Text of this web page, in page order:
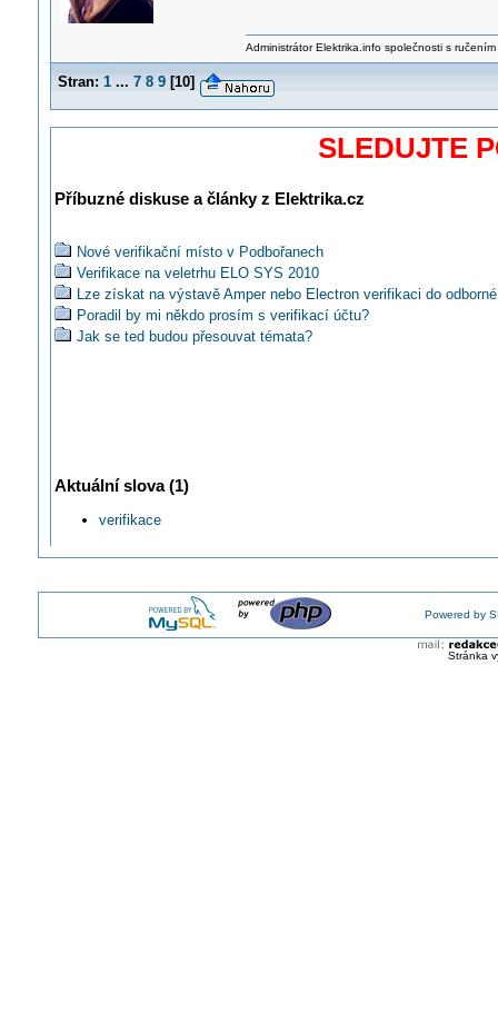
Administrátor Elektrika.info společnosti s
Stran: 1 ... 7 8 9[10]
SLEDUJTE
Příbuzné diskuse a články z Elektrika.cz
Nové verifikační místo v Podbořanech
Verifikace na veletrhu ELO SYS 2010
Lze získat na výstavě Amper nebo Electron verifikaci do
Poradil by mi někdo prosím s verifikací účtu?
Jak se ted budou přesouvat témata?
Aktuální slova (1)
verifikace
Powered by
Stránka